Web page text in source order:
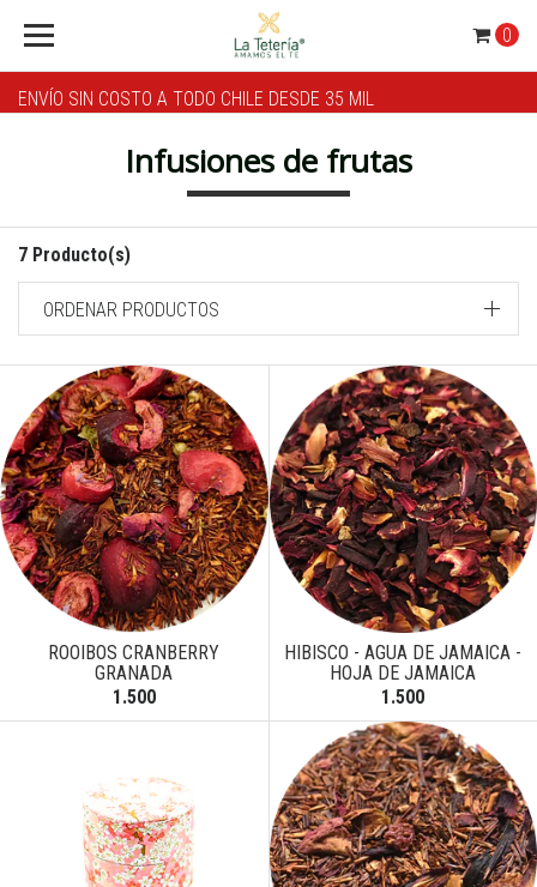
ENVÍO SIN COSTO A TODO CHILE DESDE 35 MIL
0
Infusiones de frutas
7 Producto(s)
ORDENAR PRODUCTOS
ROOIBOS CRANBERRY
GRANADA
1.500
HIBISCO - AGUA DE JAMAICA -
HOJA DE JAMAICA
1.500